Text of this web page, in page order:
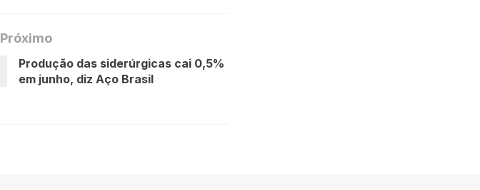
Próximo
Produção das siderúrgicas cai 0,5%
em junho, diz Aço Brasil